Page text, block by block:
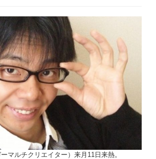
マルチクリエイター）来月11日来熱。